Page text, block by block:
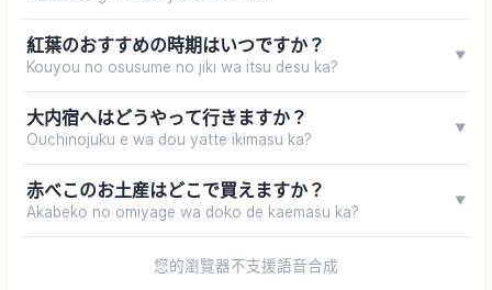
紅葉のおすすめの時期はいつですか？
Kouyou no osusume no jiki wa itsu desu ka?
▼
大内宿へはどうやって行きますか？
Ouchinojuku e wa dou yatte ikimasu ka?
▼
赤べこのお土産はどこで買えますか？
Akabeko no omiyage wa doko de kaemasu ka?
▼
您的瀏覽器不支援語音合成